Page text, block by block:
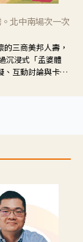
北中南場次一次
三商美邦人壽，
、互動討論與卡牌